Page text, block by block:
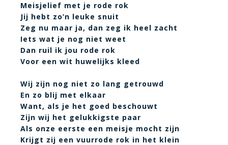
Meisjelief met je rode rok
Jij hebt zo’n leuke snuit
Zeg nu maar ja, dan zeg ik heel zacht
Iets wat je nog niet weet
Dan ruil ik jou rode rok
Voor een wit huwelijks kleed
Wij zijn nog niet zo lang getrouwd
En zo blij met elkaar
Want, als je het goed beschouwt
Zijn wij het gelukkigste paar
Als onze eerste een meisje mocht zijn
Krijgt zij een vuurrode rok in het klein